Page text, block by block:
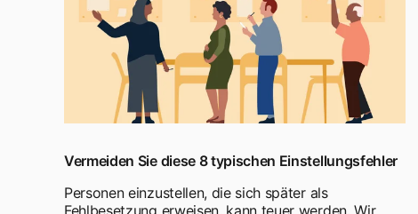
Vermeiden Sie diese 8 typischen Einstellungsfehler
Personen einzustellen, die sich später als
Fehlbesetzung erweisen, kann teuer werden. Wir